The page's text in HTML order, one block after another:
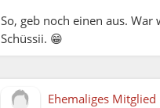
So, geb noch einen aus.
Schüssii. 😁
Ehemaliges Mitglied